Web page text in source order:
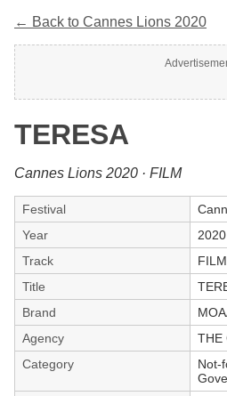
← Back to Cannes Lions 2020
TERESA
Cannes Lions 2020 · FILM
Festival
Year
2020
Track
FILM
Title
Brand
Agency
THE
Category
Not-